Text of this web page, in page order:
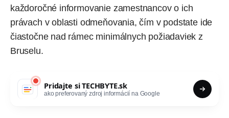
každoročné informovanie zamestnancov o ich
právach v oblasti odmeňovania, čím v podstate ide
čiastočne nad rámec minimálnych požiadaviek z
Bruselu.
Pridajte siTECHBYTE.sk
ako preferovaný zdroj informácií na Google